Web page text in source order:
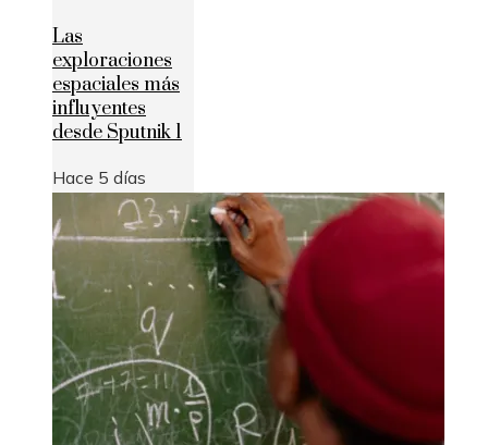
Las
exploraciones
espaciales más
influyentes
desde Sputnik 1
Hace 5 días